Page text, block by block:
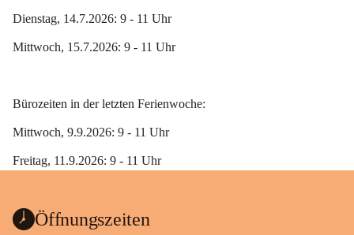
Dienstag, 14.7.2026: 9 - 11 Uhr
Mittwoch, 15.7.2026: 9 - 11 Uhr
Bürozeiten in der letzten Ferienwoche:
Mittwoch, 9.9.2026: 9 - 11 Uhr
Freitag, 11.9.2026: 9 - 11 Uhr
Öffnungszeiten